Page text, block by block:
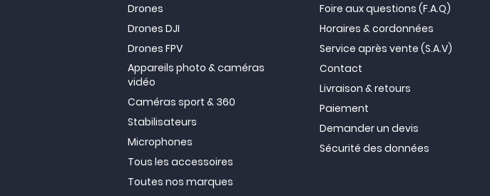
Drones
Drones DJI
Drones FPV
Appareils photo & caméras
vidéo
Caméras sport & 360
Stabilisateurs
Microphones
Tous les accessoires
Toutes nos marques
Foire aux questions (F.A.Q)
Horaires & cordonnées
Service après vente (S.A.V)
Contact
Livraison & retours
Paiement
Demander un devis
Sécurité des données